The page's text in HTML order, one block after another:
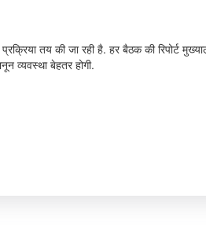
तय की जा रही है. हर बैठक की रिपोर्ट
व्यवस्था बेहतर होगी.